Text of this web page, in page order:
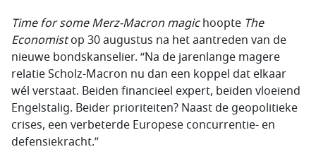
Time for some Merz-Macron magichoopte The
Economistop 30 augustus na het aantreden van de
nieuwe bondskanselier. “Na de jarenlange magere
relatie Scholz-Macron nu dan een koppel dat elkaar
wél verstaat. Beiden financieel expert, beiden vloeiend
Engelstalig. Beider prioriteiten? Naast de geopolitieke
crises, een verbeterde Europese concurrentie- en
defensiekracht.”